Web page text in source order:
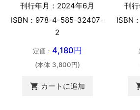
刊行年月：2024年6月
ISBN：978-4-585-32407-
2
定価： 4,180円
(本体 3,800円)
 カートに追加
刊
ISBN